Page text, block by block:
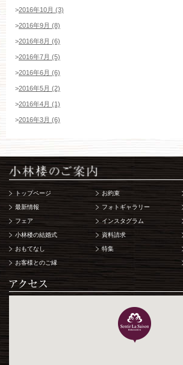
>2016年10月 (3)
>2016年9月 (8)
>2016年8月 (6)
>2016年7月 (5)
>2016年6月 (6)
>2016年5月 (2)
>2016年4月 (1)
>2016年3月 (6)
トップページ
最新情報
フェア
小林楼の結婚式
おもてなし
お客様とのご縁
お約束
フォトギャラリー
インスタグラム
資料請求
特集